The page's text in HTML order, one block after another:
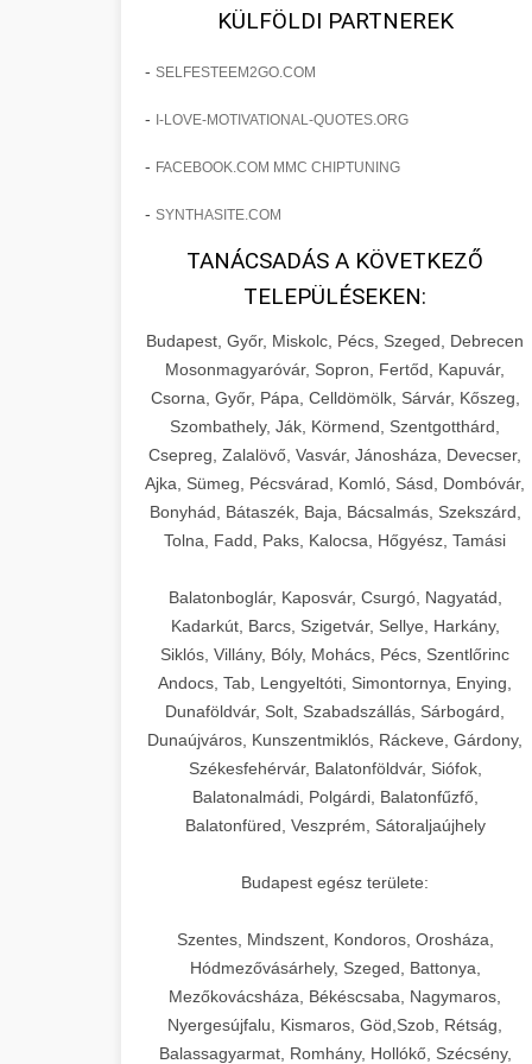
sebészeti praxisban.
páciensszám növekedés
os Növekedést
Lépésről lépésre marketing tervrajz,
eredményezett. Ismerje meg a
szonyegtisztito.net
marketing stratégiai tervrajz
os Növekedésének
Története
Teljes dokumentáció egy klinika
átalakulási útjáról, bemutatva az utat a
küzdő praxistól a virágzó vállalkozásig
150%-os növekedéssel.
szonyegtakaritas.org
klinika átalakulási történet
🎪 18. Szemhéjplasztika
Iránti Érdeklődés 150%-
Technikák és módszerek a páciensek
érdeklődésének és elkötelezettségének
drámai növeléséhez. Egy 150%-os
fellendülési esettanulmány gyakorlati
betekintésekkel.
weboldal-keszites.co
elkötelezettség erősítési módszerek
🎮 19. AI Google Ads és
Meta Kampány Kezelés +
Fejlett AI-alapú Google Ads és Meta
hirdetési kampánykezelés.
Optimalizálja hirdetési költségvetését
aikampany.hu
AI hirdetési automatizálás
🍞 20. Ipari Dagasztógép +
Professzionális ipari dagasztógépek és
tésztakeverő gépek pékségek és
kereskedelmi konyhák számára.
Masszív konstrukció megbízható
teljesítményhez.
chef-iparikonyhagepek.hu
kereskedelmi tésztakeverő
🔪 21. Ipari Szeletelőgép+
Ipari hús- és sajtszeletelő gépek
professzionális élelmiszer-
előkészítéshez. Precíziós vágás
állítható vastagság beállítással.
chef-iparikonyhagepek.hu
professzionális élelmiszer szeletelő
📦 22. Vákuumozó Gép +
Kereskedelmi vákuumcsomagoló
berendezések élelmiszerek
szavatossági időt és tartsa meg a
chef-iparikonyhagepek.hu
vákuum lezáró berendezés
🎁 23. Vákuumfóliázó
+
professzionális élelmiszer-csomagolási
műveletekhez. Hatékony lezárási és
tartósítási megoldások.
chef-iparikonyhagepek.hu
🔥 24. Ipari Sütő és
Gőzpároló
+
Kereskedelmi légkeveréses sütők és
KÜLFÖLDI PARTNEREK
- SELFESTEEM2GO.COM
- I-LOVE-MOTIVATIONAL-QUOTES.ORG
- FACEBOOK.COM MMC CHIPTUNING
- SYNTHASITE.COM
TANÁCSADÁS A KÖVETKEZŐ
TELEPÜLÉSEKEN:
Budapest, Győr, Miskolc, Pécs, Szeged, Debrecen
Mosonmagyaróvár, Sopron, Fertőd, Kapuvár,
Csorna, Győr, Pápa, Celldömölk, Sárvár, Kőszeg,
Szombathely, Ják, Körmend, Szentgotthárd,
Csepreg, Zalalövő, Vasvár, Jánosháza, Devecser,
Ajka, Sümeg, Pécsvárad, Komló, Sásd, Dombóvár,
Bonyhád, Bátaszék, Baja, Bácsalmás, Szekszárd,
Tolna, Fadd, Paks, Kalocsa, Hőgyész, Tamási
Balatonboglár, Kaposvár, Csurgó, Nagyatád,
Kadarkút, Barcs, Szigetvár, Sellye, Harkány,
Siklós, Villány, Bóly, Mohács, Pécs, Szentlőrinc
Andocs, Tab, Lengyeltóti, Simontornya, Enying,
Dunaföldvár, Solt, Szabadszállás, Sárbogárd,
Dunaújváros, Kunszentmiklós, Ráckeve, Gárdony,
Székesfehérvár, Balatonföldvár, Siófok,
Balatonalmádi, Polgárdi, Balatonfűzfő,
Balatonfüred, Veszprém, Sátoraljaújhely
Budapest egész területe:
Szentes, Mindszent, Kondoros, Orosháza,
Hódmezővásárhely, Szeged, Battonya,
Mezőkovácsháza, Békéscsaba, Nagymaros,
Nyergesújfalu, Kismaros, Göd,Szob, Rétság,
Balassagyarmat, Romhány, Hollókő, Szécsény,